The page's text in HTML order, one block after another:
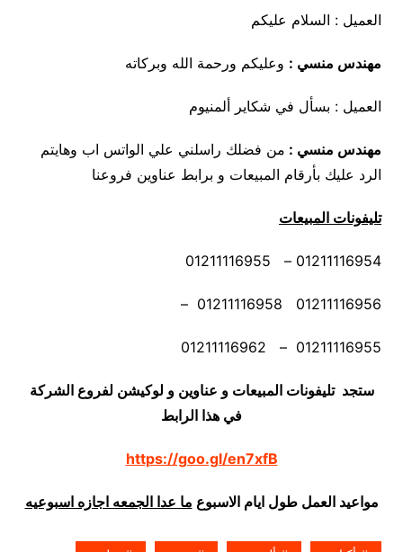
العميل : السلام عليكم
مهندس منسي : وعليكم ورحمة الله وبركاته
العميل : بسأل في شكاير ألمنيوم
مهندس منسي : من فضلك راسلني علي الواتس اب وهايتم
الرد عليك بأرقام المبيعات و برابط عناوين فروعنا
تليفونات المبيعات
01211116954 – 01211116955
01211116956 01211116958 –
01211116955 – 01211116962
ستجد تليفونات المبيعات و عناوين و لوكيشن لفروع الشركة
في هذا الرابط
https://goo.gl/en7xfB
مواعيد العمل طول ايام الاسبوع ما عدا الجمعه اجازه اسبوعيه